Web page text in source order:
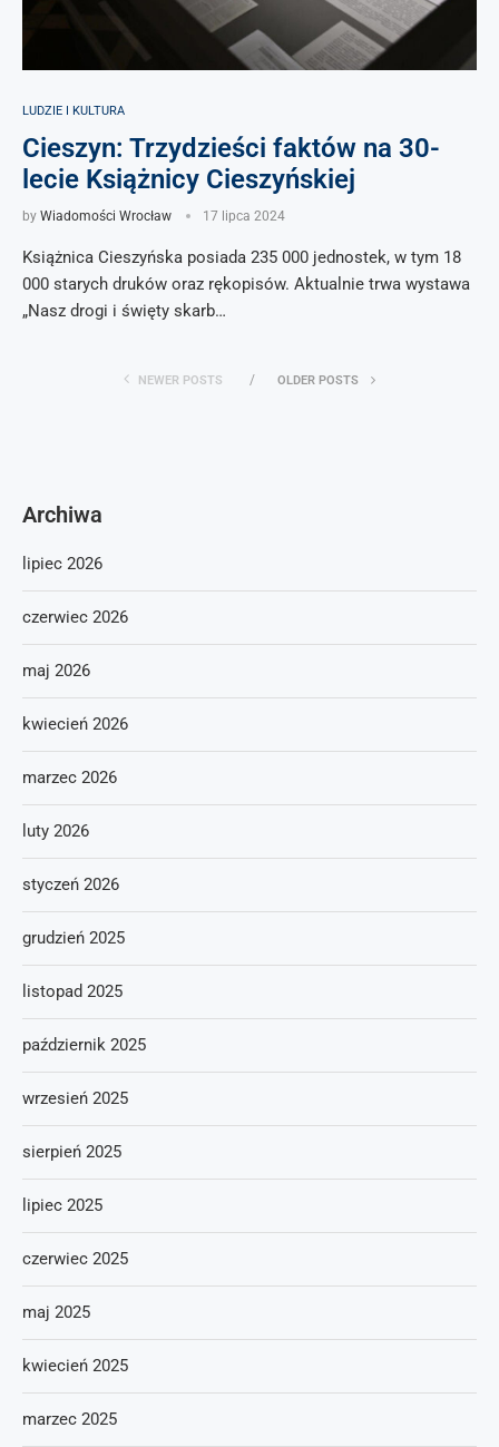
LUDZIE I KULTURA
Cieszyn: Trzydzieści faktów na 30-
lecie Książnicy Cieszyńskiej
by Wiadomości Wrocław 17 lipca 2024
Książnica Cieszyńska posiada 235 000 jednostek, w tym 18
000 starych druków oraz rękopisów. Aktualnie trwa wystawa
„Nasz drogi i święty skarb…
NEWER POSTS OLDER POSTS
Archiwa
lipiec 2026
czerwiec 2026
maj 2026
kwiecień 2026
marzec 2026
luty 2026
styczeń 2026
grudzień 2025
listopad 2025
październik 2025
wrzesień 2025
sierpień 2025
lipiec 2025
czerwiec 2025
maj 2025
kwiecień 2025
marzec 2025